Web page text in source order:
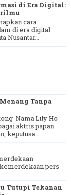
di Era Digital:
cara
di era digital
Nusantar...
Tanpa
Nama Lily Ho
aktris papan
keputusa...
pers
Tutupi Tekanan